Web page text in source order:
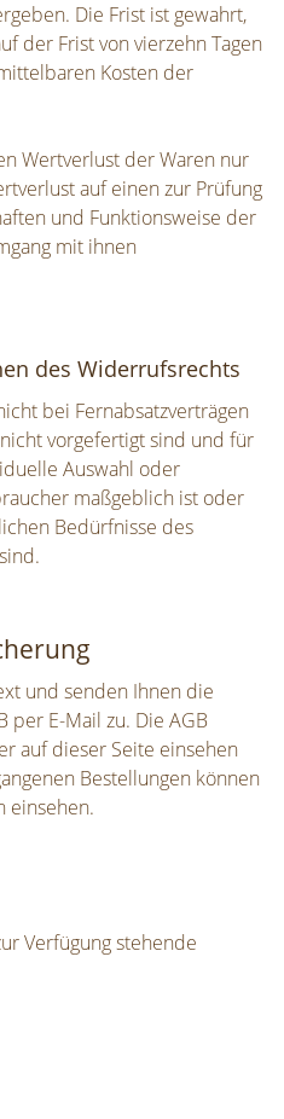
Die Frist ist gewahrt,
der Frist von vierzehn Tagen
Kosten der
Wertverlust der Waren nur
auf einen zur Prüfung
und Funktionsweise der
mit ihnen
des Widerrufsrechts
bei Fernabsatzverträgen
vorgefertigt sind und für
Auswahl oder
maßgeblich ist oder
Bedürfnisse des
und senden Ihnen die
per E-Mail zu. Die AGB
auf dieser Seite einsehen
Bestellungen können
einsehen.
Verfügung stehende